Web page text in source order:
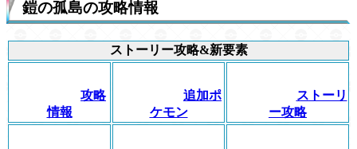
鎧の孤島の攻略情報
ストーリー攻略&新要素
攻略
情報
追加ポ
ケモン
ストーリ
ー攻略